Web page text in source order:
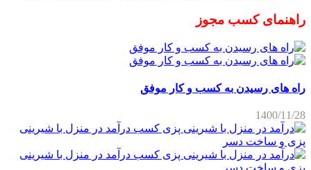
راهنمای کسب مجوز
راه های رسیدن به کسب و کار موفق
1400/11/28